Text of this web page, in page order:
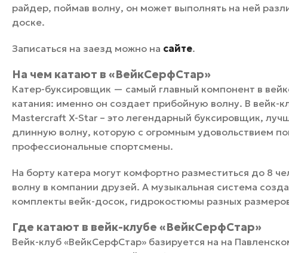
райдер, поймав волну, он может выполнять на ней
доске.
Записаться на заезд можно на сайте.
На чем катают в «ВейкСерфСтар»
Катер-буксировщик — самый главный компонент в
катания: именно он создает прибойную волну. В вейк-
Mastercraft X-Star – это легендарный буксировщик,
длинную волну, которую с огромным удовольствием
профессиональные спортсмены.
На борту катера могут комфортно разместиться до 8
волну в компании друзей. А музыкальная система
комплекты вейк-досок, гидрокостюмы разных
Где катают в вейк-клубе «ВейкСерфСтар»
Вейк-клуб «ВейкСерфСтар» базируется на на